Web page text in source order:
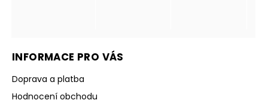
INFORMACE PRO VÁS
Doprava a platba
Hodnocení obchodu